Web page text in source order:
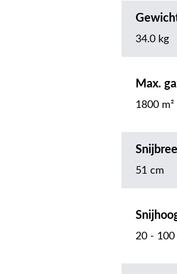
34.0 kg
Max.
1800 m²
51 cm
20 - 100